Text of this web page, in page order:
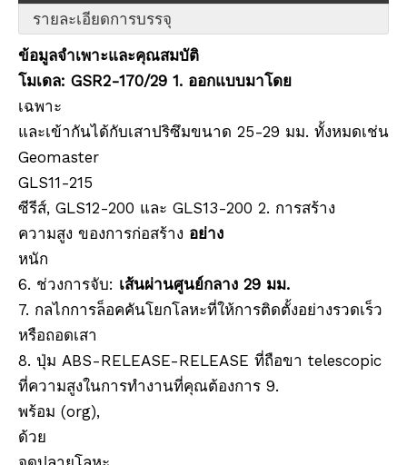
รายละเอียดการบรรจุ
ข้อมูลจำเพาะและคุณสมบัติ
โมเดล: GSR2-170/29 1. ออกแบบมาโดย
เฉพาะ
และเข้ากันได้กับเสาปริซึมขนาด 25-29 มม. ทั้งหมดเช่น
Geomaster
GLS11-215
ซีรีส์, GLS12-200 และ GLS13-200 2. การสร้าง
ความสูง ของการก่อสร้าง อย่าง
หนัก
6. ช่วงการจับ: เส้นผ่านศูนย์กลาง 29 มม.
7. กลไกการล็อคคันโยกโลหะที่ให้การติดตั้งอย่างรวดเร็ว
หรือถอดเสา
8. ปุ่ม ABS-RELEASE-RELEASE ที่ถือขา telescopic
ที่ความสูงในการทำงานที่คุณต้องการ 9.
พร้อม (org),
ด้วย